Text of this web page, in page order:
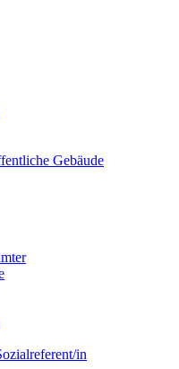
Gebäude
in